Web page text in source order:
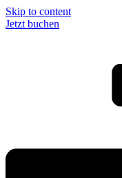
Skip to content
Jetzt buchen